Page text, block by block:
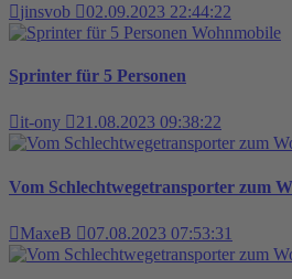
jinsvob
02.09.2023 22:44:22
Wohnmobile
Sprinter für 5 Personen
it-ony
21.08.2023 09:38:22
Vom Schlechtwegetransporter zum
MaxeB
07.08.2023 07:53:31